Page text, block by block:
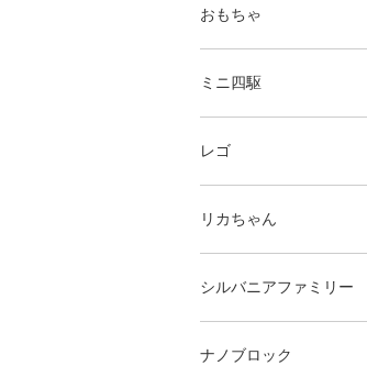
おもちゃ
ミニ四駆
レゴ
リカちゃん
シルバニアファミリー
ナノブロック